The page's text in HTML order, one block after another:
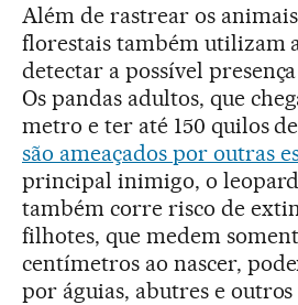
Além de rastrear os
florestais também utilizam
detectar a possível
Os pandas adultos, que
metro e ter até 150 quilos
são ameaçados por outras
principal inimigo, o
também corre risco de
filhotes, que medem
centímetros ao nascer,
por águias, abutres e outros